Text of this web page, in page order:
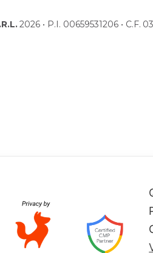
2026 • P.I. 00659531206 • C.F.